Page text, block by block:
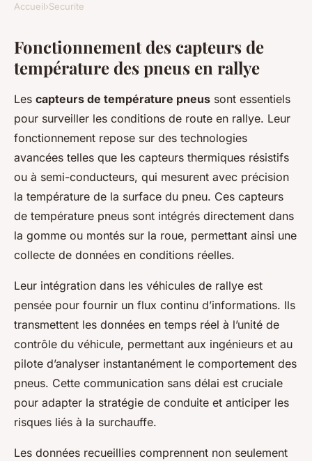
Accueil›Securite
Fonctionnement des capteurs de
température des pneus en rallye
Les capteurs de température pneus sont essentiels
pour surveiller les conditions de route en rallye. Leur
fonctionnement repose sur des technologies
avancées telles que les capteurs thermiques résistifs
ou à semi-conducteurs, qui mesurent avec précision
la température de la surface du pneu. Ces capteurs
de température pneus sont intégrés directement dans
la gomme ou montés sur la roue, permettant ainsi une
collecte de données en conditions réelles.
Leur intégration dans les véhicules de rallye est
pensée pour fournir un flux continu d’informations. Ils
transmettent les données en temps réel à l’unité de
contrôle du véhicule, permettant aux ingénieurs et au
pilote d’analyser instantanément le comportement des
pneus. Cette communication sans délai est cruciale
pour adapter la stratégie de conduite et anticiper les
risques liés à la surchauffe.
Les données recueillies comprennent non seulement